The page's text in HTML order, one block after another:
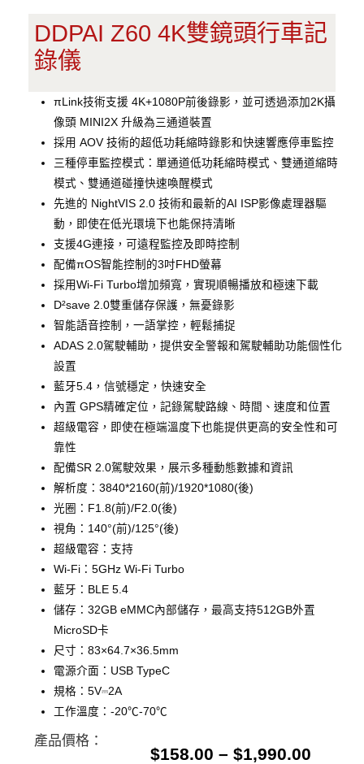
DDPAI Z60 4K雙鏡頭行車記
錄儀
πLink技術支援 4K+1080P前後錄影，並可透過添加2K攝
像頭 MINI2X 升級為三通道裝置
採用 AOV 技術的超低功耗縮時錄影和快速響應停車監控
三種停車監控模式：單通道低功耗縮時模式、雙通道縮時
模式、雙通道碰撞快速喚醒模式
先進的 NightVIS 2.0 技術和最新的AI ISP影像處理器驅
動，即使在低光環境下也能保持清晰
支援4G連接，可遠程監控及即時控制
配備πOS智能控制的3吋FHD螢幕
採用Wi-Fi Turbo增加頻寬，實現順暢播放和極速下載
D²save 2.0雙重儲存保護，無憂錄影
智能語音控制，一語掌控，輕鬆捕捉
ADAS 2.0駕駛輔助，提供安全警報和駕駛輔助功能個性化
設置
藍牙5.4，信號穩定，快速安全
內置 GPS精確定位，記錄駕駛路線、時間、速度和位置
超級電容，即使在極端溫度下也能提供更高的安全性和可
靠性
配備SR 2.0駕駛效果，展示多種動態數據和資訊
解析度：3840*2160(前)/1920*1080(後)
光圈：F1.8(前)/F2.0(後)
視角：140°(前)/125°(後)
超級電容：支持
Wi-Fi：5GHz Wi-Fi Turbo
藍牙：BLE 5.4
儲存：32GB eMMC內部儲存，最高支持512GB外置
MicroSD卡
尺寸：83×64.7×36.5mm
電源介面：USB TypeC
規格：5V⎓2A
工作溫度：-20℃-70℃
產品價格：
$158.00 –$1,990.00